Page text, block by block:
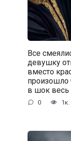
Все
девушку
вместо
произошло
в шок весь
0 1к.